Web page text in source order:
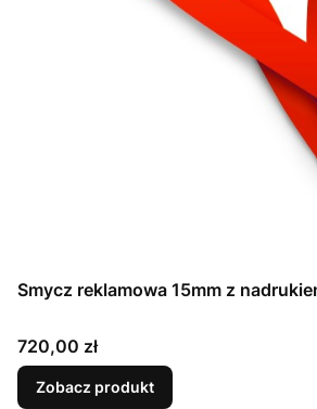
Smycz reklamowa 15mm z
Cena
720,00 zł
Zobacz produkt